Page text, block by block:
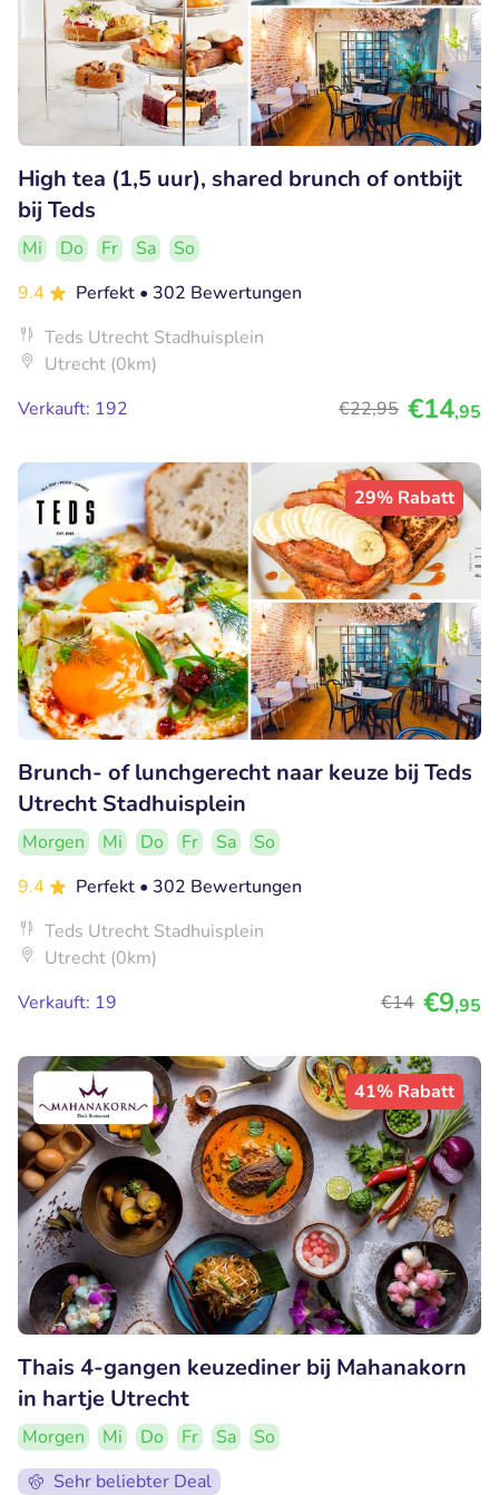
High tea (1,5 uur), shared brunch of ontbijt
bij Teds
Mi Do Fr Sa
So
9.4
Perfekt • 302 Bewertungen
Teds Utrecht Stadhuisplein
Utrecht (0km)
Verkauft: 192
€22,95 €14,95
29% Rabatt
Brunch- of lunchgerecht naar keuze bij Teds
Utrecht Stadhuisplein
Morgen Mi Do Fr Sa
So
9.4
Perfekt • 302 Bewertungen
Teds Utrecht Stadhuisplein
Utrecht (0km)
Verkauft: 19
€14 €9,95
41% Rabatt
Thais 4-gangen keuzediner bij Mahanakorn
in hartje Utrecht
Morgen Mi Do Fr Sa
So
Sehr beliebter Deal